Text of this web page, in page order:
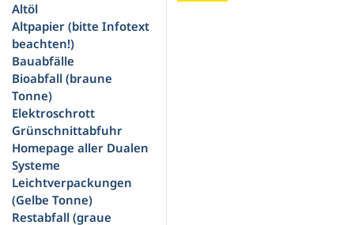
Altöl
Altpapier (bitte Infotext
beachten!)
Bauabfälle
Bioabfall (braune
Tonne)
Elektroschrott
Grünschnittabfuhr
Homepage aller Dualen
Systeme
Leichtverpackungen
(Gelbe Tonne)
Restabfall (graue